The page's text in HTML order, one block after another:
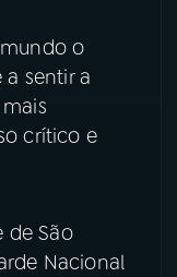
o
sentir a
crítico e
de São
Nacional